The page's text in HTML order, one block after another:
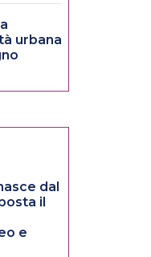
urbana
dal
il
e